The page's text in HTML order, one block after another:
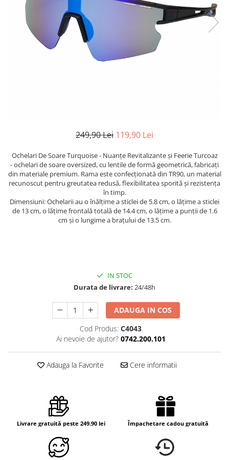
249,90 Lei 119,90 Lei
Ochelari De Soare Turquoise - Nuanțe Revitalizante și Feerie Turcoaz
- ochelari de soare oversized, cu lentile de formă geometrică, fabricați
din materiale premium. Rama este confecționată din TR90, un material
recunoscut pentru greutatea redusă, flexibilitatea sporită și rezistența
în timp.
Dimensiuni: Ochelarii au o înălțime a sticlei de 5.8 cm, o lățime a sticlei
de 13 cm, o lățime frontală totală de 14.4 cm, o lățime a punții de 1.6
cm și o lungime a brațului de 13.5 cm.
IN STOC
Durata de livrare: 24/48h
ADAUGA IN COS
Cod Produs: C4043
Ai nevoie de ajutor? 0742.200.101
Adauga la Favorite Cere informatii
Livrare gratuită peste 249.90 lei Împachetare cadou gratuită